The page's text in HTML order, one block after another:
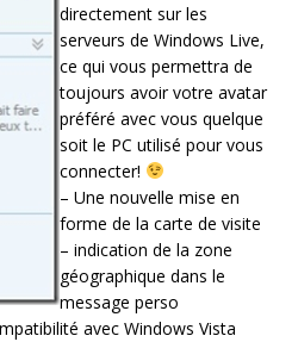
directement sur les
serveurs de Windows Live,
ce qui vous permettra de
toujours avoir votre avatar
préféré avec vous quelque
soit le PC utilisé pour vous
connecter!
– Une nouvelle mise en
forme de la carte de visite
– indication de la zone
géographique dans le
message perso
avec Windows Vista